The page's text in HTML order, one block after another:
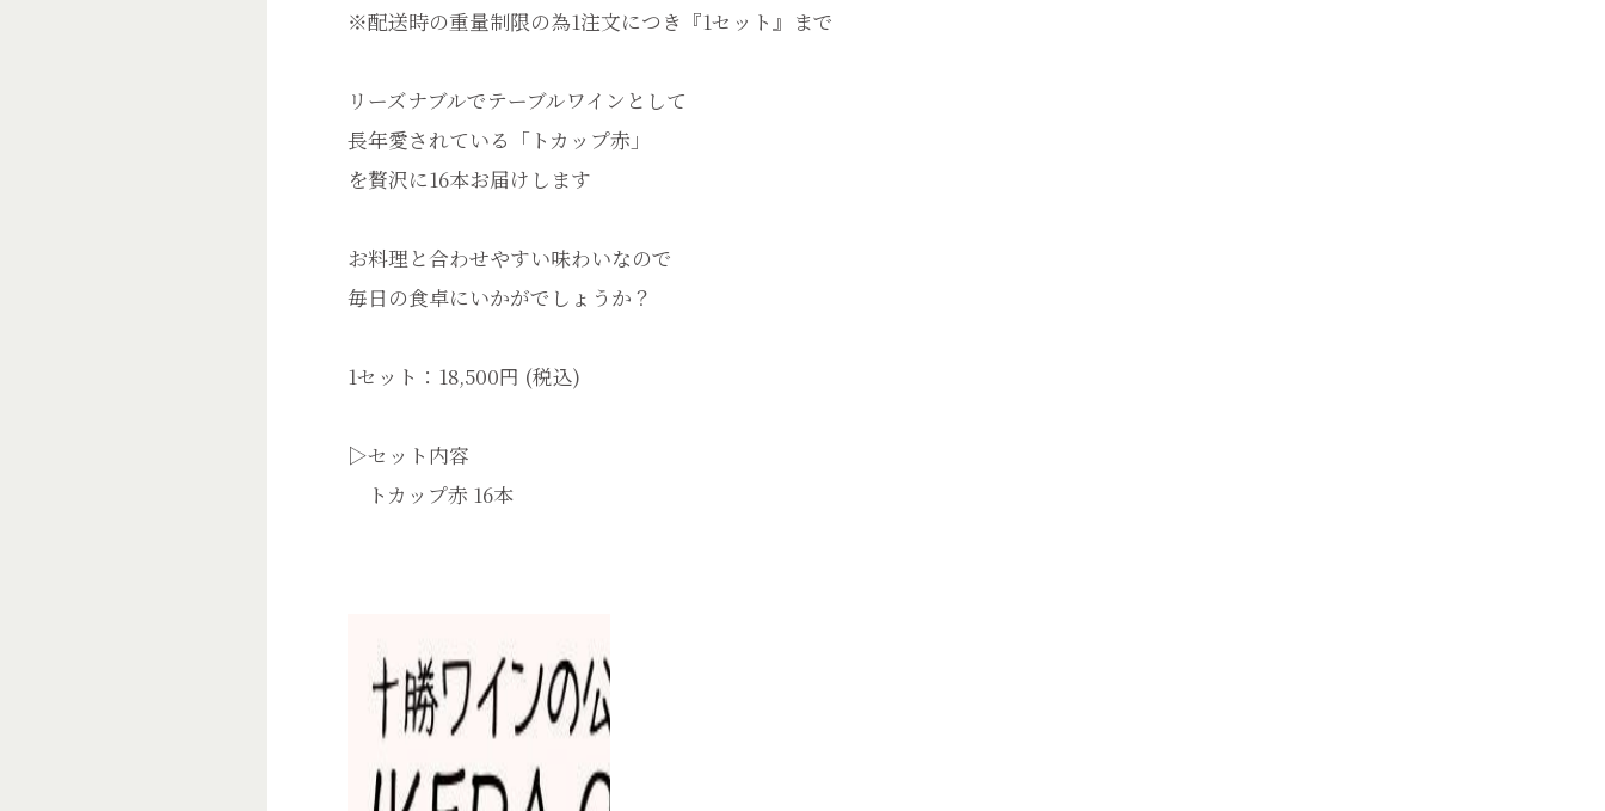
※配送時の重量制限の為1注文につき『1セット』まで
リーズナブルでテーブルワインとして
長年愛されている「トカップ赤」
を贅沢に16本お届けします
お料理と合わせやすい味わいなので
毎日の食卓にいかがでしょうか？
1セット：18,500円 (税込)
▷セット内容
トカップ赤 16本